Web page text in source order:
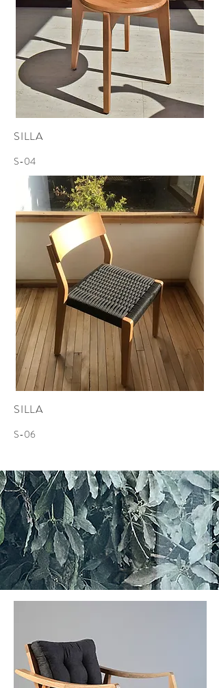
SILLA
S-04
SILLA
S-06